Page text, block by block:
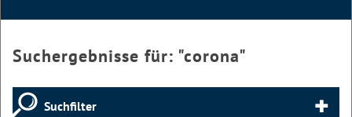
Suchergebnisse für: "corona"
Suchfilter